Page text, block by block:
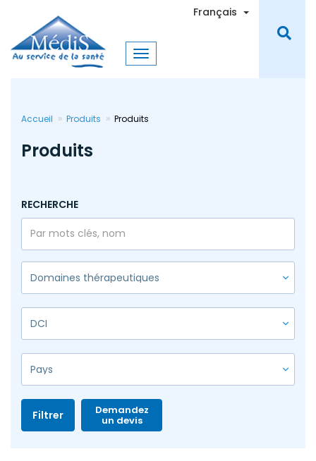
contenu
principal
Français Toggle
Accueil Produits Produits
Produits
RECHERCHE
Filtrer Demandez
un devis